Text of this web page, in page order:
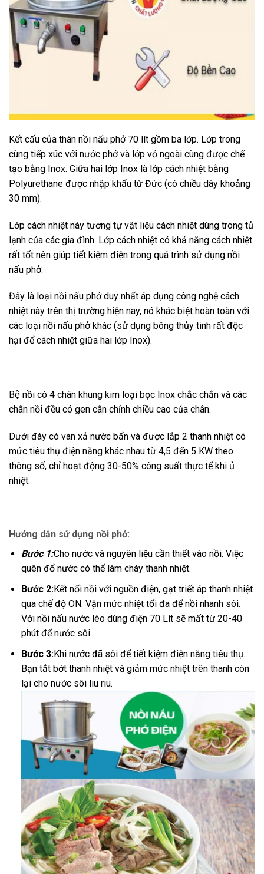
Kết cấu của thân nồi nấu phở 70 lít gồm ba lớp. Lớp trong
cùng tiếp xúc với nước phở và lớp vỏ ngoài cùng được chế
tạo bằng Inox. Giữa hai lớp Inox là lớp cách nhiệt bằng
Polyurethane được nhập khẩu từ Đức (có chiều dày khoảng
30 mm).
Lớp cách nhiệt này tương tự vật liệu cách nhiệt dùng trong tủ
lạnh của các gia đình. Lớp cách nhiệt có khả năng cách nhiệt
rất tốt nên giúp tiết kiệm điện trong quá trình sử dụng nồi
nấu phở.
Đây là loại nồi nấu phở duy nhất áp dụng công nghệ cách
nhiệt này trên thị trường hiện nay, nó khác biệt hoàn toàn với
các loại nồi nấu phở khác (sử dụng bông thủy tinh rất độc
hại để cách nhiệt giữa hai lớp Inox).
Bệ nồi có 4 chân khung kim loại bọc Inox chắc chắn và các
chân nồi đều có gen cân chỉnh chiều cao của chân.
Dưới đáy có van xả nước bẩn và được lắp 2 thanh nhiệt có
mức tiêu thụ điện năng khác nhau từ 4,5 đến 5 KW theo
thông số, chỉ hoạt động 30-50% công suất thực tế khi ủ
nhiệt.
Hướng dẫn sử dụng nồi phở:
Bước 1:Cho nước và nguyên liệu cần thiết vào nồi. Việc
quên đổ nước có thể làm cháy thanh nhiệt.
Bước 2:Kết nối nồi với nguồn điện, gạt triết áp thanh nhiệt
qua chế độ ON. Vặn mức nhiệt tối đa để nồi nhanh sôi.
Với nồi nấu nước lèo dùng điện 70 Lít sẽ mất từ 20-40
phút để nước sôi.
Bước 3:Khi nước đã sôi để tiết kiệm điện năng tiêu thụ.
Bạn tắt bớt thanh nhiệt và giảm mức nhiệt trên thanh còn
lại cho nước sôi liu riu.